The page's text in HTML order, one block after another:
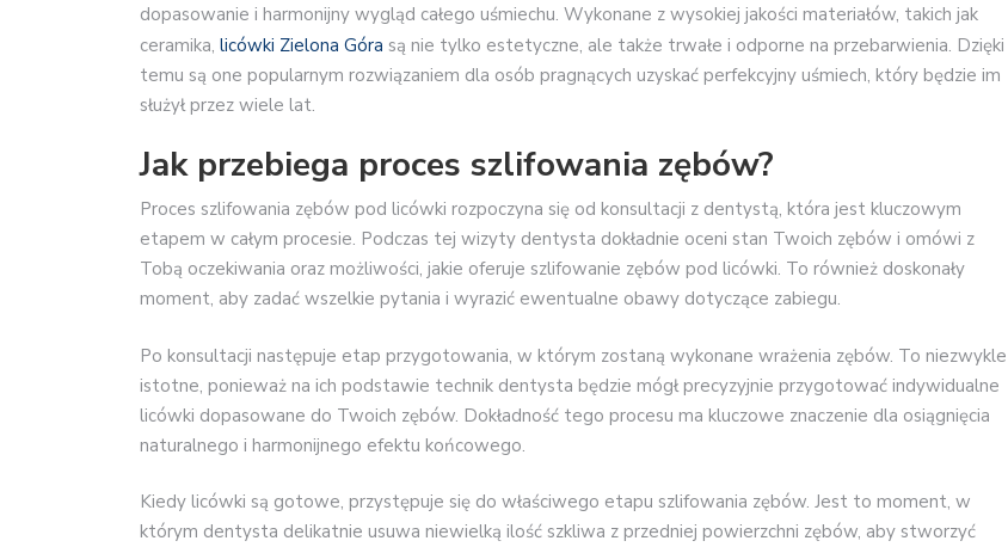
dopasowanie i harmonijny wygląd całego uśmiechu. Wykonane z wysokiej jakości materiałów, takich jak
ceramika, licówki Zielona Góra są nie tylko estetyczne, ale także trwałe i odporne na przebarwienia. Dzięki
temu są one popularnym rozwiązaniem dla osób pragnących uzyskać perfekcyjny uśmiech, który będzie im
służył przez wiele lat.
Jak przebiega proces szlifowania zębów?
Proces szlifowania zębów pod licówki rozpoczyna się od konsultacji z dentystą, która jest kluczowym
etapem w całym procesie. Podczas tej wizyty dentysta dokładnie oceni stan Twoich zębów i omówi z
Tobą oczekiwania oraz możliwości, jakie oferuje szlifowanie zębów pod licówki. To również doskonały
moment, aby zadać wszelkie pytania i wyrazić ewentualne obawy dotyczące zabiegu.
Po konsultacji następuje etap przygotowania, w którym zostaną wykonane wrażenia zębów. To niezwykle
istotne, ponieważ na ich podstawie technik dentysta będzie mógł precyzyjnie przygotować indywidualne
licówki dopasowane do Twoich zębów. Dokładność tego procesu ma kluczowe znaczenie dla osiągnięcia
naturalnego i harmonijnego efektu końcowego.
Kiedy licówki są gotowe, przystępuje się do właściwego etapu szlifowania zębów. Jest to moment, w
którym dentysta delikatnie usuwa niewielką ilość szkliwa z przedniej powierzchni zębów, aby stworzyć